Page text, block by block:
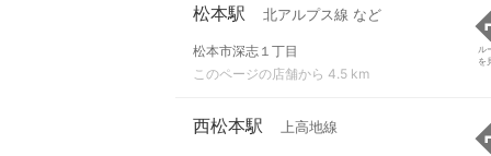
松本駅 北アルプス線 など
松本市深志１丁目
このページの店舗から 4.5 km
ル
を
西松本駅 上高地線